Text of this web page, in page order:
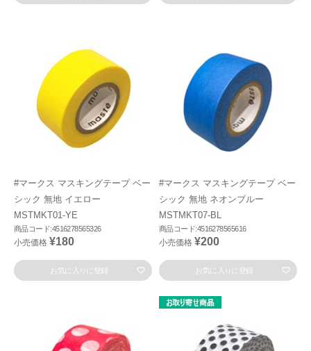
#マークス マスキングテープ ベー
シック 無地 イエロー
MSTMKT01-YE
商品コード:4516278565326
小売価格 ¥180
お気に入りに登録
#マークス マスキングテープ ベー
シック 無地 ネオンブルー
MSTMKT07-BL
商品コード:4516278565616
小売価格 ¥200
お気に入りに登録